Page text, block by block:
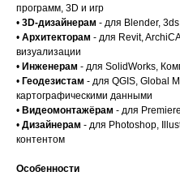
программ, 3D и игр
• 3D-дизайнерам - для Blender,
• Архитекторам - для Revit,
визуализации
• Инженерам - для SolidWorks,
• Геодезистам - для QGIS, Global
картографическими данными
• Видеомонтажёрам - для
• Дизайнерам - для Photoshop,
контентом
Особенности